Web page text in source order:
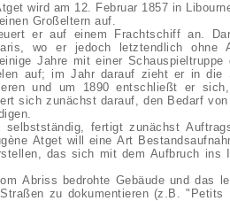
wird am 12. Februar 1857 in
Großeltern auf.
er auf einem Frachtschiff an.
wo er jedoch letztendlich ohne
Jahre mit einer Schauspieltruppe
auf; im Jahr darauf zieht er in die
und um 1890 entschließt er
sich zunächst darauf, den Bedarf
fertigt zunächst
Atget will eine Art
das sich mit dem Aufbruch ins
Abriss bedrohte Gebäude und das
zu dokumentieren (z.B.